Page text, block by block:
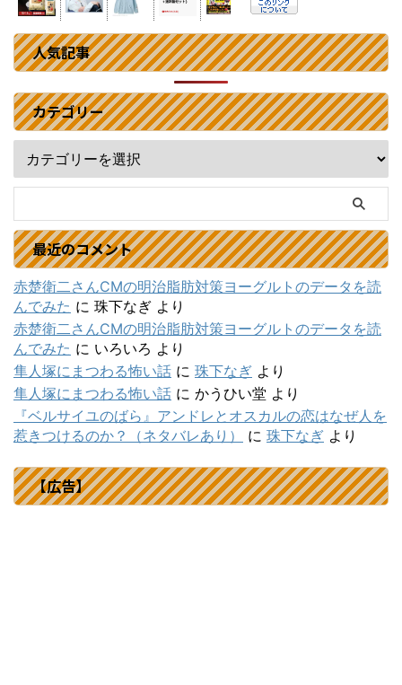
人気記事
カテゴリー
最近のコメント
赤楚衛二さんCMの明治脂肪対策ヨーグルトのデータを読
んでみた に 珠下なぎ より
赤楚衛二さんCMの明治脂肪対策ヨーグルトのデータを読
んでみた に いろいろ より
隼人塚にまつわる怖い話 に 珠下なぎ より
隼人塚にまつわる怖い話 に かうひい堂 より
『ベルサイユのばら』アンドレとオスカルの恋はなぜ人を
惹きつけるのか？（ネタバレあり）
に 珠下なぎ より
【広告】